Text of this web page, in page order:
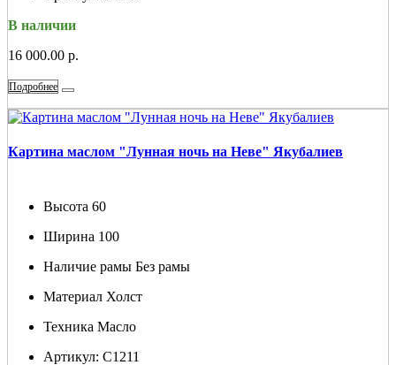
В наличии
16 000.00 р.
Подробнее
Картина маслом "Лунная ночь на Неве" Якубалиев
Высота 60
Ширина 100
Наличие рамы Без рамы
Материал Холст
Техника Масло
Артикул: С1211